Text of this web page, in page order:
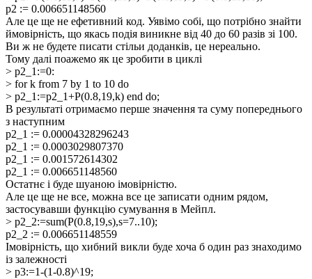
p2 := 0.006651148560
Але це ще не ефетивний код. Уявімо собі, що потрібно знайти
ймовірність, що якась подія виникне від 40 до 60 разів зі 100.
Ви ж не будете писати стільи доданків, це нереально.
Тому далі поажемо як це зробити в циклі
> p2_1:=0:
> for k from 7 by 1 to 10 do
> p2_1:=p2_1+P(0.8,19,k) end do;
В результаті отримаємо перше значення та суму попереднього
з наступним
p2_1 := 0.00004328296243
p2_1 := 0.0003029807370
p2_1 := 0.001572614302
p2_1 := 0.006651148560
Остатнє і буде шуаною імовірністю.
Але це ще не все, можна все це записати одним рядом,
застосувавши функцію сумування в Мейпл.
> p2_2:=sum(P(0.8,19,s),s=7..10);
p2_2 := 0.006651148559
Імовірність, що хибний викли буде хоча б один раз знаходимо
із залежності
> p3:=1-(1-0.8)^19;